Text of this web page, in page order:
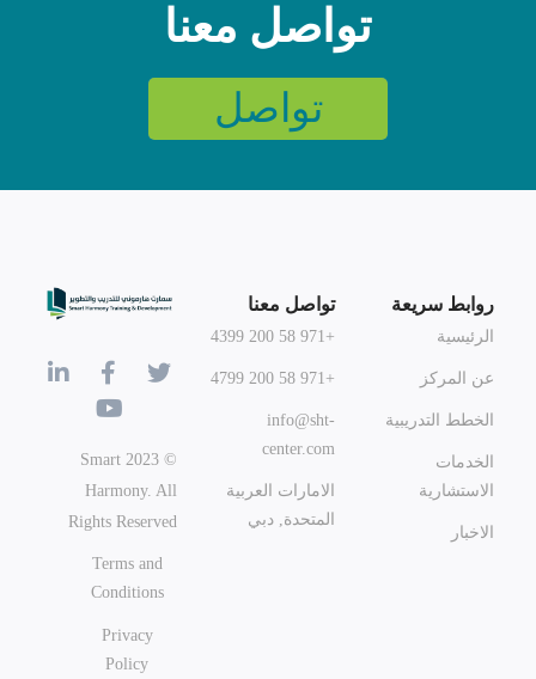
تواصل معنا
تواصل
روابط سريعة
الرئيسية
عن المركز
الخطط التدريبية
الخدمات
الاستشارية
الاخبار
تواصل معنا
+971 58 200 4399
+971 58 200 4799
info@sht-
center.com
الامارات العربية
المتحدة, دبي
© 2023 Smart
Harmony. All
Rights Reserved
Terms and
Conditions
Privacy
Policy